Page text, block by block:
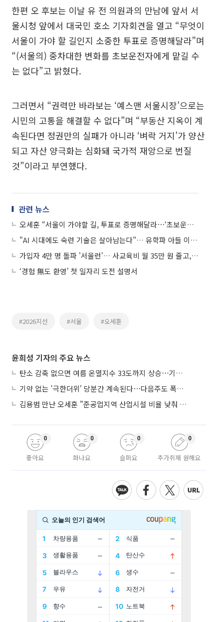
한편 오 후보는 이날 유 전 의원과의 만남에 앞서 서
울시청 앞에서 대국민 호소 기자회견을 열고 “무엇이
서울이 가야 할 길인지 소중한 투표로 증명해달라”며
“(서울의) 중차대한 변화를 초보운전자에게 맡길 수
는 없다”고 밝혔다.
그러면서 “권력만 바라보는 ‘예스맨 서울시장’으로는
시민의 고통을 해결할 수 없다”며 “부동산 지옥이 계
속된다면 정권만의 실패가 아니라 ‘벼락 거지’가 양산
되고 자산 양극화는 심화돼 국가적 재앙으로 번질
것”이라고 부연했다.
관련 뉴스
오세훈 “서울이 가야할 길, 투표로 증명해달라⋯‘초보운전자’에게 맡길 수 없다”
"AI 시대에도 숙련 기술은 살아남는다"… 유학파 아들 이끈 '서울명장' 뚝심
가입자 4만 명 돌파 '서울런'… 사교육비 월 35만 원 줄고, 성적은 쑥
‘경험 無도 환영’ 첫 일자리 도전 설명서
#2026지선 #서울 #오세훈
윤희성 기자의 주요 뉴스
탄소 감축 없으면 여름 온열지수 33도까지 상승⋯기상청, 2100년 미래전망
기약 없는 '극한더위' 당분간 계속된다⋯다음주도 폭염·열대야 지속
김용범 만난 오세훈 "준공업지역 산업시설 비율 낮춰 공급 늘려야"
좋아요
0
화나요
0
슬퍼요
0
추가취재 원해요
0